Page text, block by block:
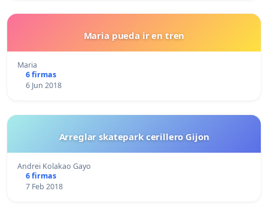
Maria pueda ir en tren
Maria
6 firmas
6 Jun 2018
Arreglar skatepark cerillero Gijon
Andrei Kolakao Gayo
6 firmas
7 Feb 2018